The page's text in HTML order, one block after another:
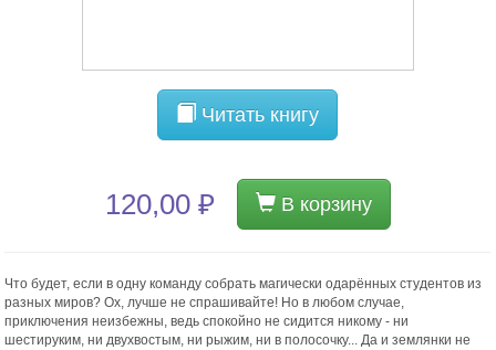
Читать книгу
120,00 ₽ В корзину
Что будет, если в одну команду собрать магически одарённых студентов из
разных миров? Ох, лучше не спрашивайте! Но в любом случае,
приключения неизбежны, ведь спокойно не сидится никому - ни
шестируким, ни двухвостым, ни рыжим, ни в полосочку... Да и землянки не